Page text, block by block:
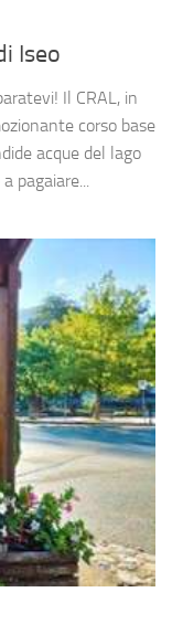
Iseo
Il CRAL, in
corso base
acque del lago
pagaiare...